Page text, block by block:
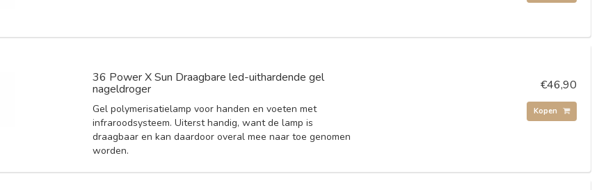
36 Power X Sun Draagbare led-uithardende gel
nageldroger
Gel polymerisatielamp voor handen en voeten met
infraroodsysteem. Uiterst handig, want de lamp is
draagbaar en kan daardoor overal mee naar toe genomen
worden.
€46,90
Kopen